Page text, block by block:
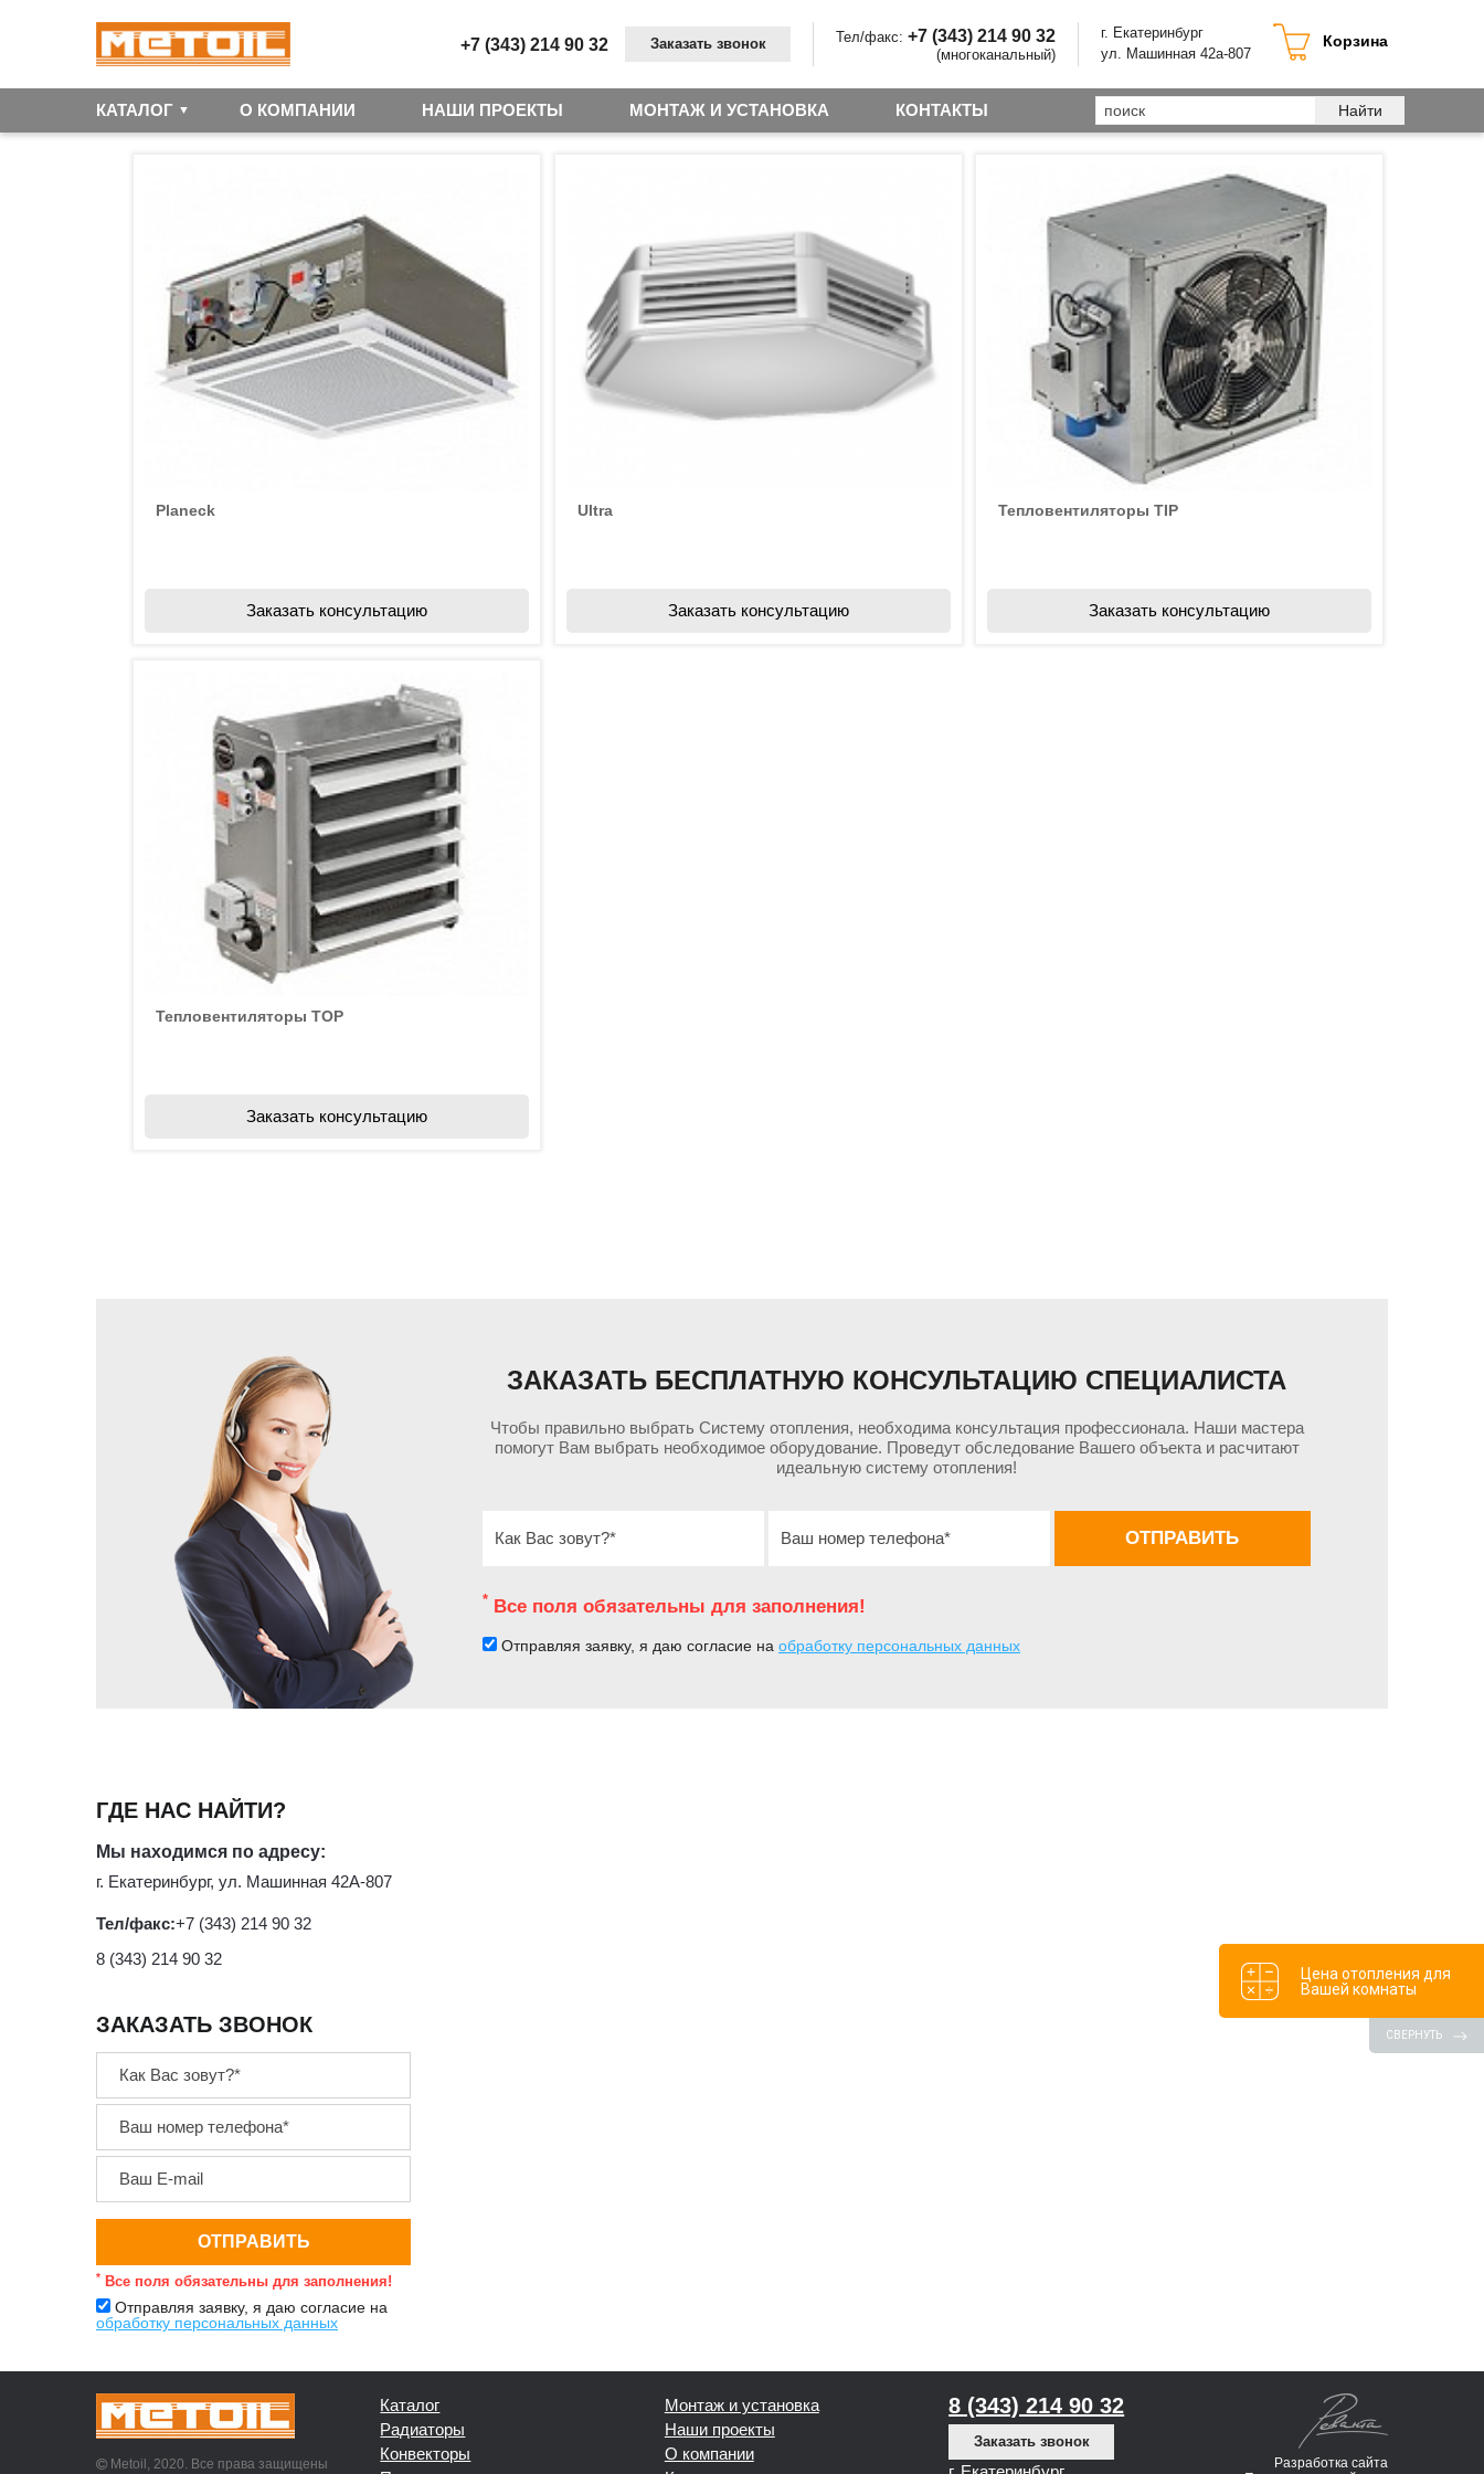
Корзина
г. Екатеринбург
ул. Машинная 42а-807
Тел/факс: +7 (343) 214 90 32
(многоканальный)
+7 (343) 214 90 32 Заказать звонок
КАТАЛОГ О КОМПАНИИ НАШИ ПРОЕКТЫ МОНТАЖ И УСТАНОВКА КОНТАКТЫ Найти
Planeck
Заказать консультацию
Ultra
Заказать консультацию
Тепловентиляторы TIP
Заказать консультацию
Тепловентиляторы TOP
Заказать консультацию
ЗАКАЗАТЬ БЕСПЛАТНУЮ КОНСУЛЬТАЦИЮ СПЕЦИАЛИСТА
Чтобы правильно выбрать Систему отопления, необходима консультация профессионала. Наши мастера
помогут Вам выбрать необходимое оборудование. Проведут обследование Вашего объекта и расчитают
идеальную систему отопления!
* Все поля обязательны для заполнения!
Отправляя заявку, я даю согласие на обработку персональных данных
ГДЕ НАС НАЙТИ?
Мы находимся по адресу:
г. Екатеринбург, ул. Машинная 42А-807
Тел/факс:+7 (343) 214 90 32
8 (343) 214 90 32
ЗАКАЗАТЬ ЗВОНОК
* Все поля обязательны для заполнения!
Отправляя заявку, я даю согласие на
обработку персональных данных
Metoil, 2020. Все права защищены
Каталог
Радиаторы
Конвекторы
Монтаж и установка
Наши проекты
О компании
8 (343) 214 90 32
Заказать звонок
Разработка сайта
Цена отопления для
Вашей комнаты
СВЕРНУТЬ